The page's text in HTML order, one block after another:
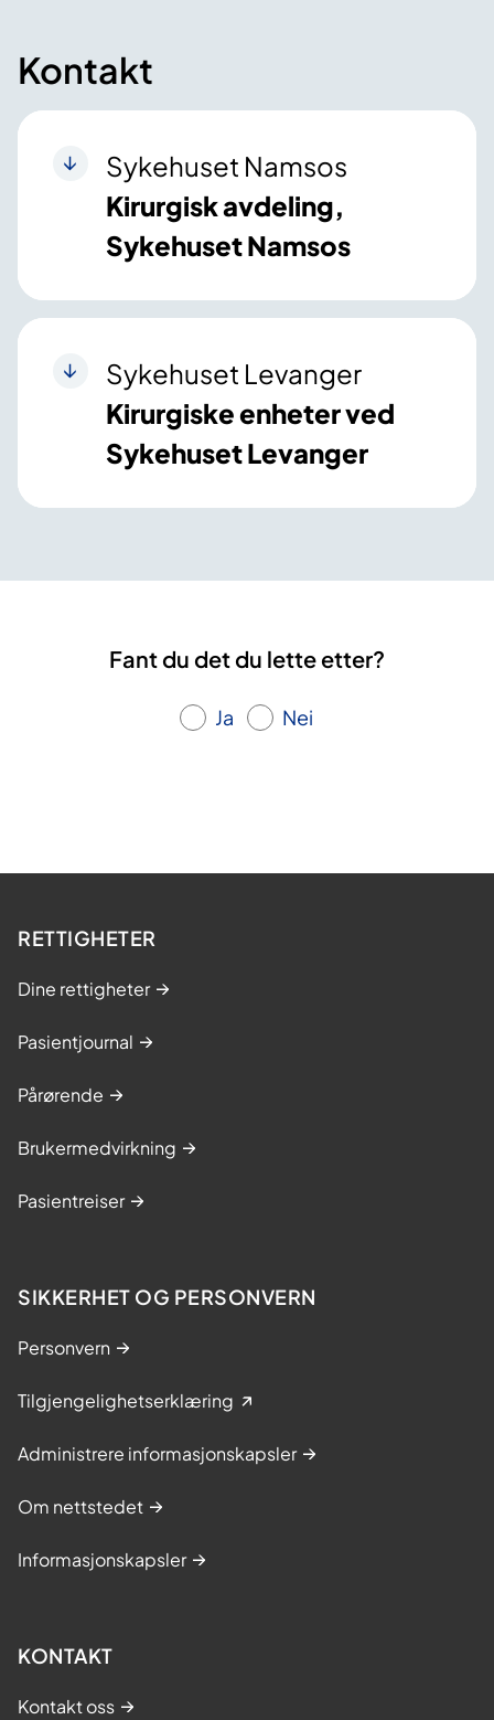
Kontakt
Sykehuset Namsos
Kirurgisk avdeling,
Sykehuset Namsos
Sykehuset Levanger
Kirurgiske enheter ved
Sykehuset Levanger
Fant du det du lette etter?
Ja Nei
RETTIGHETER
Dine rettigheter
Pasientjournal
Pårørende
Brukermedvirkning
Pasientreiser
SIKKERHET OG PERSONVERN
Personvern
Tilgjengelighetserklæring
Administrere informasjonskapsler
Om nettstedet
Informasjonskapsler
KONTAKT
Kontakt oss